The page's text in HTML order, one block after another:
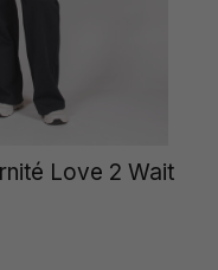
Love 2 Wait